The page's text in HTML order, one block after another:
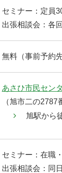
セミナー：定員
出張相談会：各
無料（事前予約
あさひ市民セン
（旭市二の2787
旭駅から
セミナー：在職
出張相談会：同